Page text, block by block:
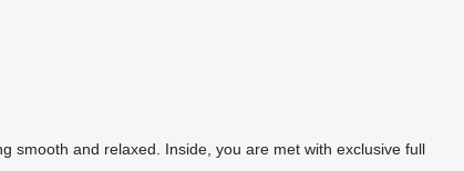
smooth and relaxed. Inside, you are met with exclusive full